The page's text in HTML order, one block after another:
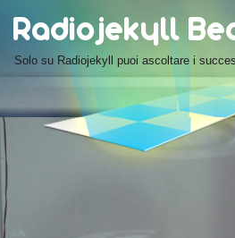
Solo su Radiojekyll puoi ascoltare i